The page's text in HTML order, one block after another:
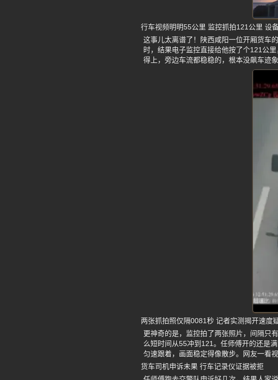
行车视频明明55公里 监控抓拍121公里 设
这事儿太离谱了！陕西咸阳一位开厢货车
时，结果电子监控直接给他按了个121公
得上，旁边车流都稳稳的，根本没飙车迹
两张抓拍照仅隔0081秒 记者实测揭开速度
更神奇的是，监控拍了两张照片，间隔只
么短时间从55冲到121。任师傅开的还是
匀速跟着，画面稳定得像散步。网友一看
货车司机申诉未果 行车记录仪证据被拒